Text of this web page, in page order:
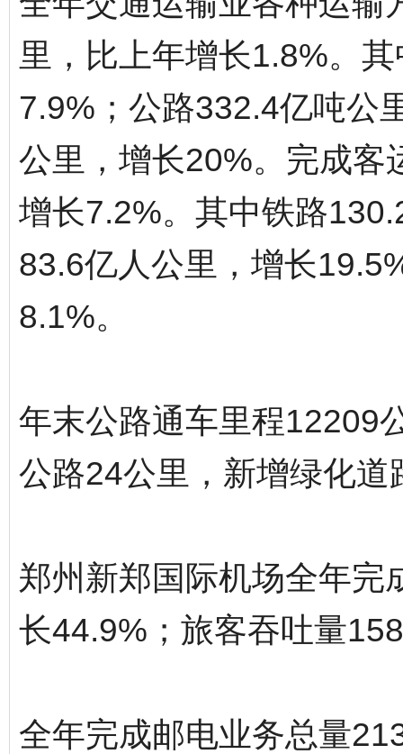
里，比上年增长1.8%。
7.9%；公路332.4亿吨公
公里，增长20%。完成客
增长7.2%。其中铁路
83.6亿人公里，增长
8.1%。
年末公路通车里程12209
公路24公里，新增绿化道
郑州新郑国际机场全年完
长44.9%；旅客吞吐量
全年完成邮电业务总量